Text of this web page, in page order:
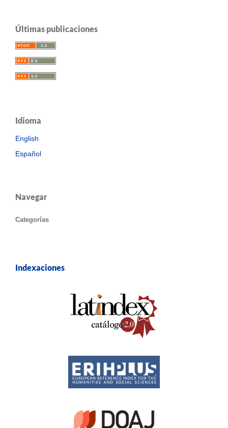
Últimas publicaciones
Idioma
English
Español
Navegar
Categorías
Indexaciones